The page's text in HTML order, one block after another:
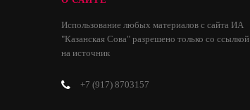
Использование любых материалов с сайта ИА
"Казанская Сова" разрешено только со ссылкой
на источник
+7 (917) 8703157